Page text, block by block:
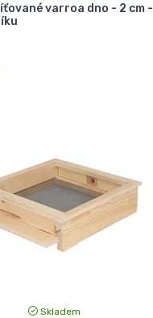
varroa dno - 2 cm -
Skladem